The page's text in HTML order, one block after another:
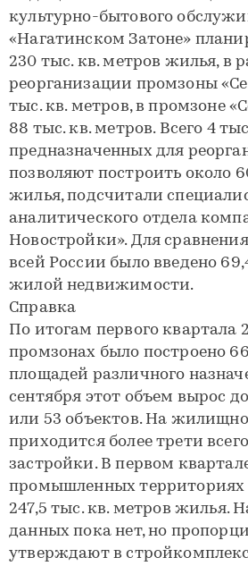
культурно-бытового
«Нагатинском Затоне»
230 тыс. кв. метров жилья, в
реорганизации промзоны
тыс. кв. метров, в промзоне
88 тыс. кв. метров. Всего 4
предназначенных для
позволяют построить около
жилья, подсчитали
аналитического отдела
Новостройки». Для
всей России было введено
жилой недвижимости.
Справка
По итогам первого квартала
промзонах было построено
площадей различного
сентября этот объем вырос
или 53 объектов. На
приходится более трети
застройки. В первом
промышленных территориях
247,5 тыс. кв. метров жилья.
данных пока нет, но
утверждают в